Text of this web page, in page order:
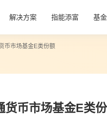
币市场基金E类份额
货币市场基金E类